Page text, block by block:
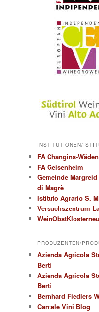
INSTITUTIONEN/
FA Changins-
FA Geisenheim
Gemeinde
di Magrè
Istituto Agrario S.
Versuchszentrum
PRODUZENTEN/
Azienda Agricola
Berti
Azienda Agricola
Berti
Bernhard Fiedlers
Cantele Vini Blog